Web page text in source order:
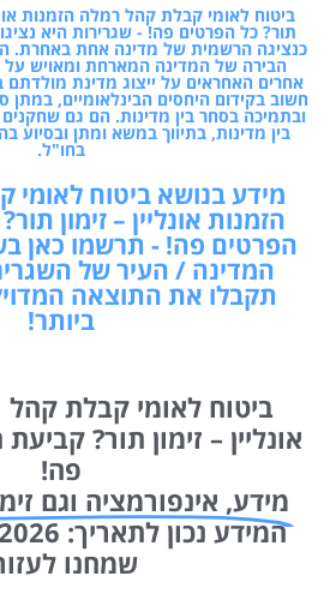
ביטוח לאומי קבלת קהל רמלה הזמנות
תור? כל הפרטים פה! - שגרירות היא
כנציגה הרשמית של מדינה אחת באחרת.
הבירה של המדינה המארחת ומאויש על
אחרים האחראים על ייצוג מדינת מולדתם
חשוב בקידום היחסים הבינלאומיים, במתן
ובתמיכה בסחר בין מדינות. הם גם שחקנים
בין מדינות, בתיווך במשא ומתן ובסיוע
בחו"ל.
מידע בנושא ביטוח
הזמנות אונליין – זימון
הפרטים פה! - תרשמו כאן
המדינה / העיר של
תקבלו את התוצאה
ביותר!
ביטוח לאומי קבלת
אונליין – זימון תור?
פה!
מידע, אינפורמציה וגם
שמחנו